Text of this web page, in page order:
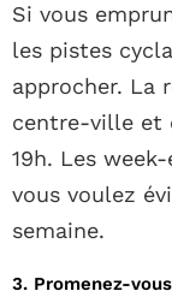
Si vous
les pistes
approcher. La
centre-ville et
19h. Les
vous voulez
semaine.
3. Promenez-